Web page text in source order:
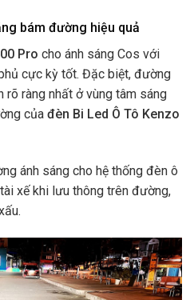
bám đường hiệu quả
Pro cho ánh sáng Cos với
cực kỳ tốt. Đặc biệt, đường
ràng nhất ở vùng tâm sáng
của đèn Bi Led Ô Tô Kenzo
ánh sáng cho hệ thống đèn ô
xế khi lưu thông trên đường,